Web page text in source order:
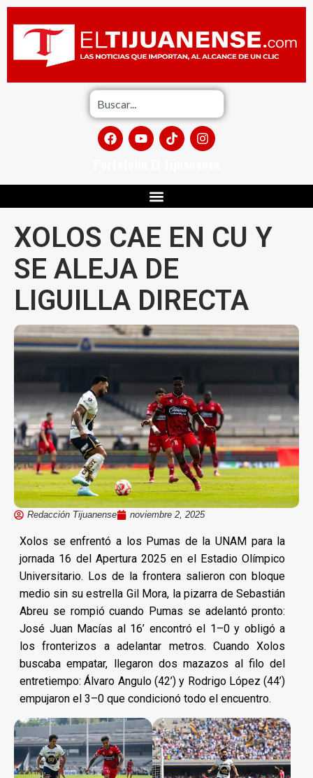
XOLOS CAE EN CU Y
SE ALEJA DE
LIGUILLA DIRECTA
Redacción Tijuanense noviembre 2, 2025
Xolos se enfrentó a los Pumas de la UNAM para la
jornada 16 del Apertura 2025 en el Estadio Olímpico
Universitario. Los de la frontera salieron con bloque
medio sin su estrella Gil Mora, la pizarra de Sebastián
Abreu se rompió cuando Pumas se adelantó pronto:
José Juan Macías al 16’ encontró el 1–0 y obligó a
los fronterizos a adelantar metros. Cuando Xolos
buscaba empatar, llegaron dos mazazos al filo del
entretiempo: Álvaro Angulo (42’) y Rodrigo López (44’)
empujaron el 3–0 que condicionó todo el encuentro.